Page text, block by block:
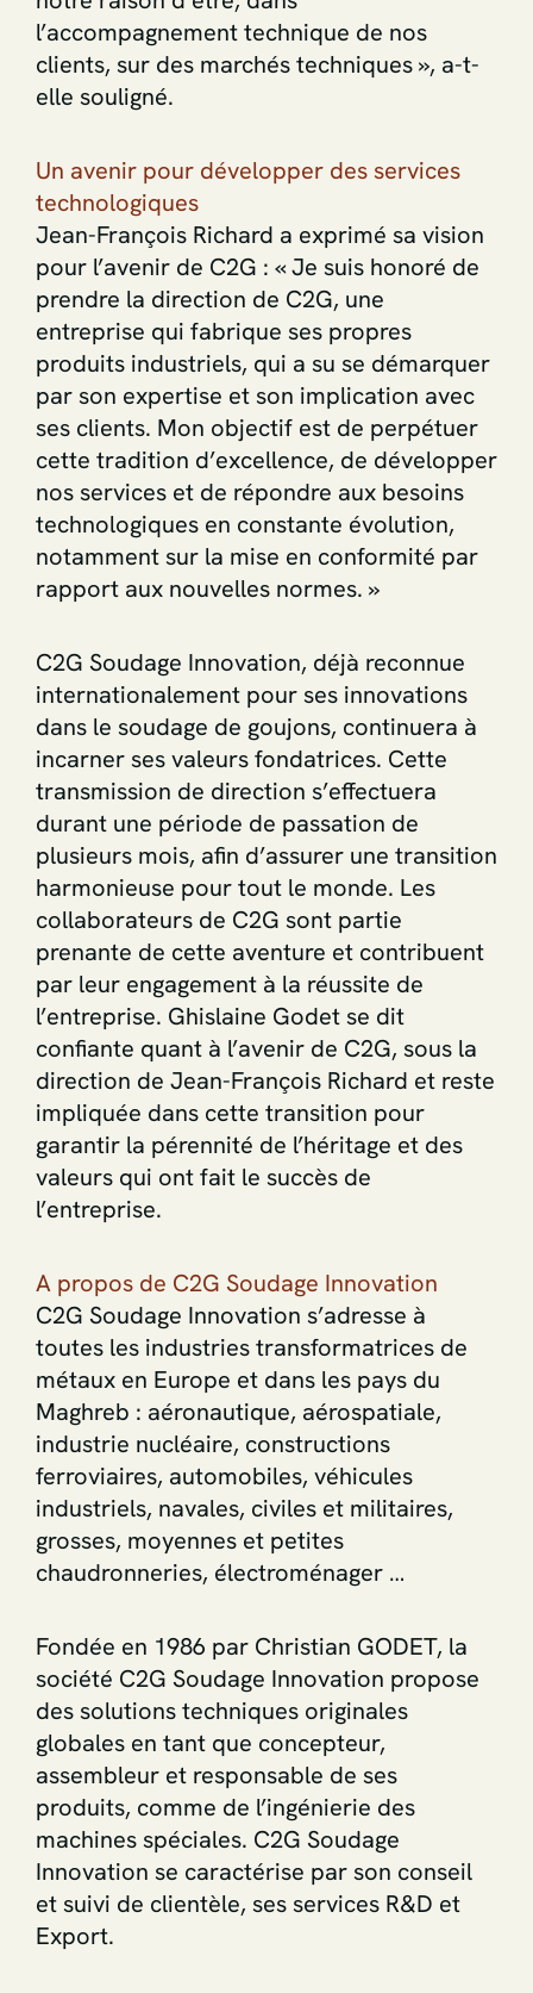
l’accompagnement technique de nos
clients, sur des marchés techniques », a-t-
elle souligné.
Un avenir pour développer des services
technologiques
Jean-François Richard a exprimé sa vision
pour l’avenir de C2G : « Je suis honoré de
prendre la direction de C2G, une
entreprise qui fabrique ses propres
produits industriels, qui a su se démarquer
par son expertise et son implication avec
ses clients. Mon objectif est de perpétuer
cette tradition d’excellence, de développer
nos services et de répondre aux besoins
technologiques en constante évolution,
notamment sur la mise en conformité par
rapport aux nouvelles normes. »
C2G Soudage Innovation, déjà reconnue
internationalement pour ses innovations
dans le soudage de goujons, continuera à
incarner ses valeurs fondatrices. Cette
transmission de direction s’effectuera
durant une période de passation de
plusieurs mois, afin d’assurer une transition
harmonieuse pour tout le monde. Les
collaborateurs de C2G sont partie
prenante de cette aventure et contribuent
par leur engagement à la réussite de
l’entreprise. Ghislaine Godet se dit
confiante quant à l’avenir de C2G, sous la
direction de Jean-François Richard et reste
impliquée dans cette transition pour
garantir la pérennité de l’héritage et des
valeurs qui ont fait le succès de
l’entreprise.
A propos de C2G Soudage Innovation
C2G Soudage Innovation s’adresse à
toutes les industries transformatrices de
métaux en Europe et dans les pays du
Maghreb : aéronautique, aérospatiale,
industrie nucléaire, constructions
ferroviaires, automobiles, véhicules
industriels, navales, civiles et militaires,
grosses, moyennes et petites
chaudronneries, électroménager …
Fondée en 1986 par Christian GODET, la
société C2G Soudage Innovation propose
des solutions techniques originales
globales en tant que concepteur,
assembleur et responsable de ses
produits, comme de l’ingénierie des
machines spéciales. C2G Soudage
Innovation se caractérise par son conseil
et suivi de clientèle, ses services R&D et
Export.